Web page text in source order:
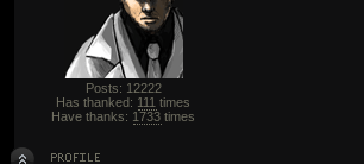
Posts: 12222
Has thanked: 111 times
Have thanks: 1733 times